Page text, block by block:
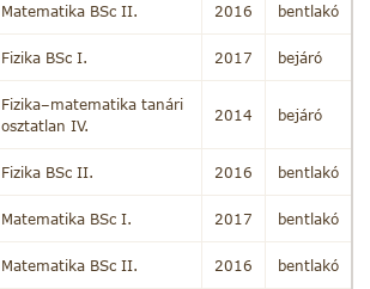
Matematika BSc II. 2016 bentlakó
Fizika BSc I. 2017 bejáró
Fizika–matematika tanári
osztatlan IV.
2014 bejáró
Fizika BSc II. 2016 bentlakó
Matematika BSc I. 2017 bentlakó
Matematika BSc II. 2016 bentlakó